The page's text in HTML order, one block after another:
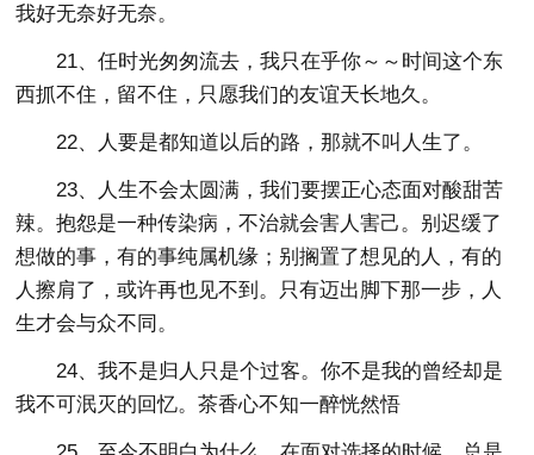
我好无奈好无奈。
21、任时光匆匆流去，我只在乎你～～时间这个东
西抓不住，留不住，只愿我们的友谊天长地久。
22、人要是都知道以后的路，那就不叫人生了。
23、人生不会太圆满，我们要摆正心态面对酸甜苦
辣。抱怨是一种传染病，不治就会害人害己。别迟缓了
想做的事，有的事纯属机缘；别搁置了想见的人，有的
人擦肩了，或许再也见不到。只有迈出脚下那一步，人
生才会与众不同。
24、我不是归人只是个过客。你不是我的曾经却是
我不可泯灭的回忆。茶香心不知一醉恍然悟